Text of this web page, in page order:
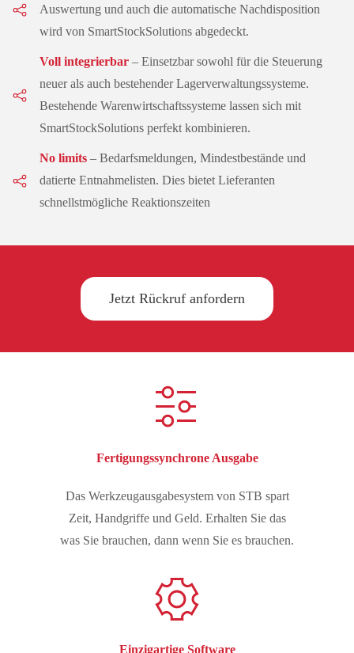
Auswertung und auch die automatische Nachdisposition
wird von SmartStockSolutions abgedeckt.
Voll integrierbar – Einsetzbar sowohl für die Steuerung
neuer als auch bestehender Lagerverwaltungssysteme.
Bestehende Warenwirtschaftssysteme lassen sich mit
SmartStockSolutions perfekt kombinieren.
No limits – Bedarfsmeldungen, Mindestbestände und
datierte Entnahmelisten. Dies bietet Lieferanten
schnellstmögliche Reaktionszeiten
Jetzt Rückruf anfordern
Fertigungssynchrone Ausgabe
Das Werkzeugausgabesystem von STB spart
Zeit, Handgriffe und Geld. Erhalten Sie das
was Sie brauchen, dann wenn Sie es brauchen.
Einzigartige Software